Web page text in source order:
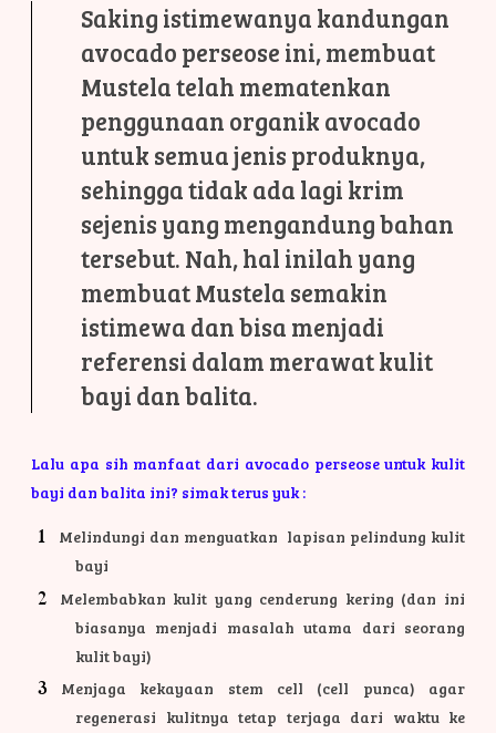
Saking istimewanya kandungan
avocado perseose ini, membuat
Mustela telah mematenkan
penggunaan organik avocado
untuk semua jenis produknya,
sehingga tidak ada lagi krim
sejenis yang mengandung bahan
tersebut. Nah, hal inilah yang
membuat Mustela semakin
istimewa dan bisa menjadi
referensi dalam merawat kulit
bayi dan balita.
Lalu apa sih manfaat dari avocado perseose untuk kulit
bayi dan balita ini? simak terus yuk :
Melindungi dan menguatkan lapisan pelindung kulit
bayi
Melembabkan kulit yang cenderung kering (dan ini
biasanya menjadi masalah utama dari seorang
kulit bayi)
Menjaga kekayaan stem cell (cell punca) agar
regenerasi kulitnya tetap terjaga dari waktu ke